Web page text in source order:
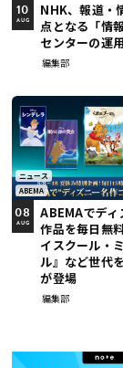
NHK、報道・
点となる「情
センターの運
編集部
10
AUG
ニュース
ABEMA
ABEMAでデ
作品を毎日無
イスクール・
ル』など世代
が登場
編集部
08
AUG